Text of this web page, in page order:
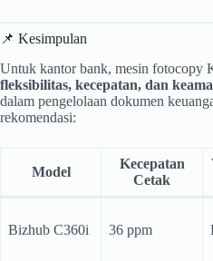
📌 Kesimpulan
Untuk kantor bank, mesin fotocopy
fleksibilitas, kecepatan, dan
dalam pengelolaan dokumen
rekomendasi:
Model
Kecepatan
Cetak
Bizhub C360i 36 ppm